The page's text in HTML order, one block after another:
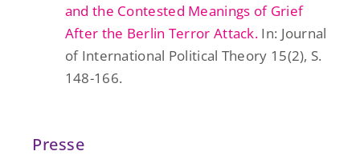
and the Contested Meanings of Grief
After the Berlin Terror Attack. In: Journal
of International Political Theory 15(2), S.
148-166.
Presse